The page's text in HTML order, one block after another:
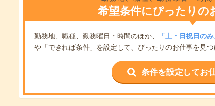
希望条件にぴったりの
勤務地、職種、勤務曜日・時間のほか、 「土・日祝日の
や「できれば条件」を設定して、ぴったりのお仕事を見つ
条件を設定してお